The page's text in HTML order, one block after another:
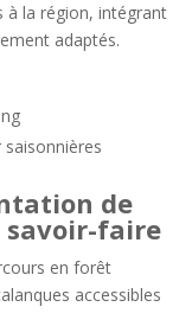
à la région, intégrant
adaptés.
de
savoir-faire
en forêt
accessibles